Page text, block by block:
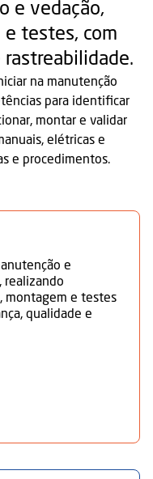
e vedação,
testes, com
rastreabilidade.
na manutenção
para identificar
montar e validar
elétricas e
e procedimentos.
e
realizando
montagem e testes
qualidade e